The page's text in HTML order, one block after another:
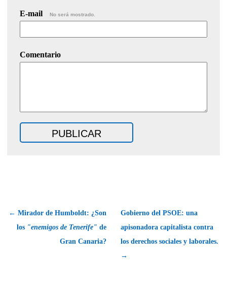
E-mail No será mostrado.
Comentario
← Mirador de Humboldt: ¿Son
los "enemigos de Tenerife" de
Gran Canaria?
Gobierno del PSOE: una
apisonadora capitalista contra
los derechos sociales y laborales.
→